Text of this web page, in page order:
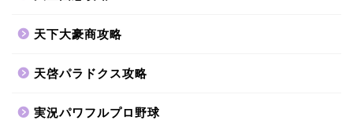
天下大豪商攻略
天啓パラドクス攻略
実況パワフルプロ野球